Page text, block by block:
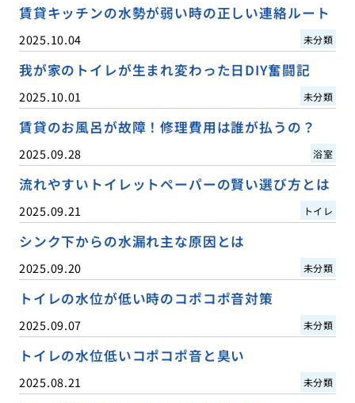
賃貸キッチンの水勢が弱い時の正しい連絡ルート
2025.10.04 未分類
我が家のトイレが生まれ変わった日DIY奮闘記
2025.10.01 未分類
賃貸のお風呂が故障！修理費用は誰が払うの？
2025.09.28 浴室
流れやすいトイレットペーパーの賢い選び方とは
2025.09.21 トイレ
シンク下からの水漏れ主な原因とは
2025.09.20 未分類
トイレの水位が低い時のコポコポ音対策
2025.09.07 未分類
トイレの水位低いコポコポ音と臭い
2025.08.21 未分類